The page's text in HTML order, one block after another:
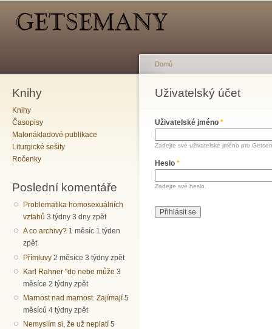
Knihy
Knihy
Časopisy
Malonákladové publikace
Liturgické sešity
Ročenky
Poslední komentáře
Problematika homosexuálních
vztahů 3 týdny 3 dny zpět
A co archivy? 1 měsíc 1 týden
zpět
Přímluvy 2 měsíce 3 týdny zpět
Karl Rahner "do nebe může 3
měsíce 2 týdny zpět
Marnost nad marnost. Zajímají 5
měsíců 4 týdny zpět
Nemyslím si, že už neplatí 5
Jste zde
Domů
Uživatelský účet
Hlavní záložky
Uživatelské jméno *
Zadejte své uživatelské jméno pro
Heslo *
Zadejte své heslo.